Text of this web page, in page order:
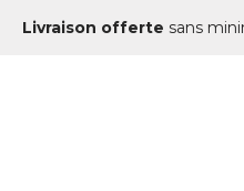
Livraison offerte sans